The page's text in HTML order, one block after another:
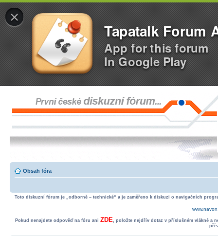
×
Tapatalk Forum
App for this forum
In Google Play
Obsah fóra
Toto diskuzní fórum je „odborně – technické“ a je zaměřeno k diskuzi o navigačních
Pokud nenajdete odpověď na fóru ani ZDE, položte nejdřív dotaz v příslušném vlákně a